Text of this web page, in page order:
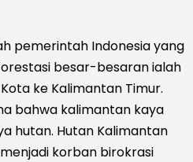
pemerintah Indonesia yang
besar-besaran ialah
ke Kalimantan Timur.
bahwa kalimantan kaya
hutan. Hutan Kalimantan
korban birokrasi